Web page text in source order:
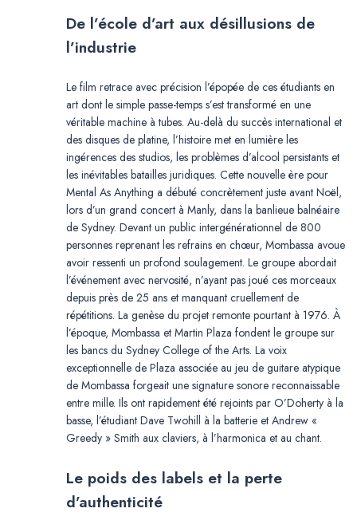
De l’école d’art aux désillusions de
l’industrie
Le film retrace avec précision l’épopée de ces étudiants en
art dont le simple passe-temps s’est transformé en une
véritable machine à tubes. Au-delà du succès international et
des disques de platine, l’histoire met en lumière les
ingérences des studios, les problèmes d’alcool persistants et
les inévitables batailles juridiques. Cette nouvelle ère pour
Mental As Anything a débuté concrètement juste avant Noël,
lors d’un grand concert à Manly, dans la banlieue balnéaire
de Sydney. Devant un public intergénérationnel de 800
personnes reprenant les refrains en chœur, Mombassa avoue
avoir ressenti un profond soulagement. Le groupe abordait
l’événement avec nervosité, n’ayant pas joué ces morceaux
depuis près de 25 ans et manquant cruellement de
répétitions. La genèse du projet remonte pourtant à 1976. À
l’époque, Mombassa et Martin Plaza fondent le groupe sur
les bancs du Sydney College of the Arts. La voix
exceptionnelle de Plaza associée au jeu de guitare atypique
de Mombassa forgeait une signature sonore reconnaissable
entre mille. Ils ont rapidement été rejoints par O’Doherty à la
basse, l’étudiant Dave Twohill à la batterie et Andrew «
Greedy » Smith aux claviers, à l’harmonica et au chant.
Le poids des labels et la perte
d’authenticité